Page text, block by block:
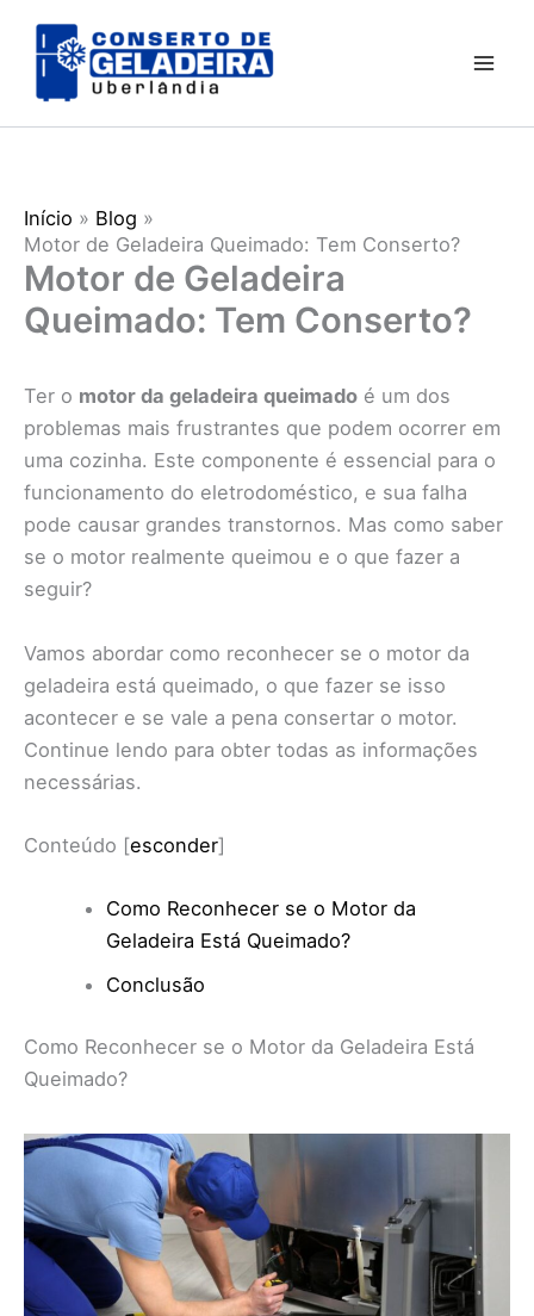
para
Início
Blog
Motor de Geladeira Queimado: Tem Conserto?
Motor de Geladeira
Queimado: Tem Conserto?
Ter o motor da geladeira queimado é um dos
problemas mais frustrantes que podem ocorrer em
uma cozinha. Este componente é essencial para o
funcionamento do eletrodoméstico, e sua falha
pode causar grandes transtornos. Mas como saber
se o motor realmente queimou e o que fazer a
seguir?
Vamos abordar como reconhecer se o motor da
geladeira está queimado, o que fazer se isso
acontecer e se vale a pena consertar o motor.
Continue lendo para obter todas as informações
necessárias.
Conteúdo [esconder]
Como Reconhecer se o Motor da
Geladeira Está Queimado?
Conclusão
Como Reconhecer se o Motor da Geladeira Está
Queimado?